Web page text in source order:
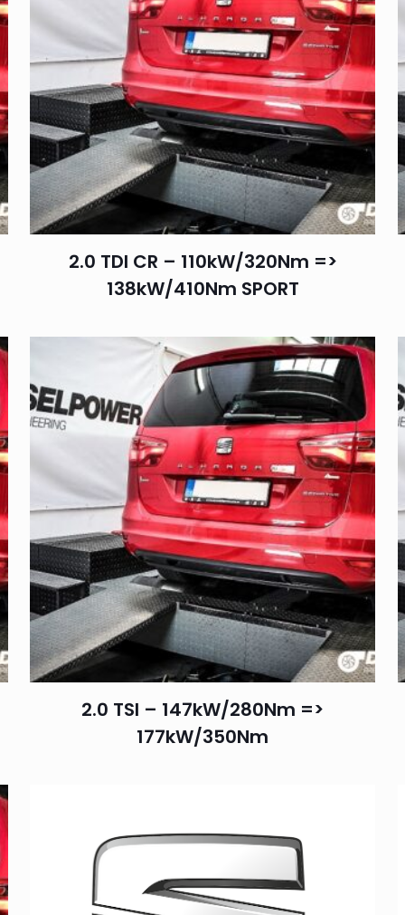
2.0 TDI CR – 110kW/320Nm =>
138kW/410Nm SPORT
2.0 TSI – 147kW/280Nm =>
177kW/350Nm